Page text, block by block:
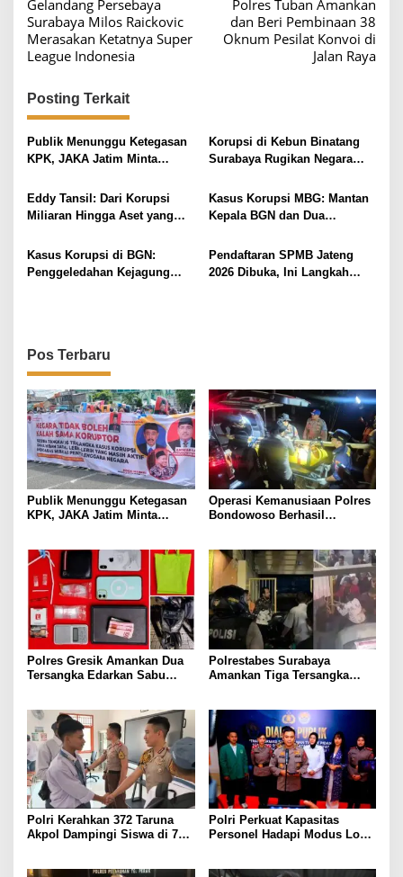
a
v
i
g
a
s
i
o
Gelandang Persebaya
Surabaya Milos Raickovic
Merasakan Ketatnya Super
League Indonesia
Polres Tuban Amankan
dan Beri Pembinaan 38
Oknum Pesilat Konvoi di
Jalan Raya
Posting Terkait
Publik Menunggu Ketegasan
KPK, JAKA Jatim Minta
Dana Hibah Segera Ditahan
Korupsi di Kebun Binatang
Surabaya Rugikan Negara
Eddy Tansil: Dari Korupsi
Miliaran Hingga Aset yang
Kasus Korupsi MBG: Mantan
Kepala BGN dan Dua
Kasus Korupsi di BGN:
Penggeledahan Kejagung
Pendaftaran SPMB Jateng
2026 Dibuka, Ini Langkah
Pos Terbaru
Publik Menunggu Ketegasan
KPK, JAKA Jatim Minta
Operasi Kemanusiaan Polres
Bondowoso Berhasil
Polres Gresik Amankan Dua
Tersangka Edarkan Sabu
Polrestabes Surabaya
Amankan Tiga Tersangka
Polri Kerahkan 372 Taruna
Akpol Dampingi Siswa di 73
Polri Perkuat Kapasitas
Personel Hadapi Modus Love